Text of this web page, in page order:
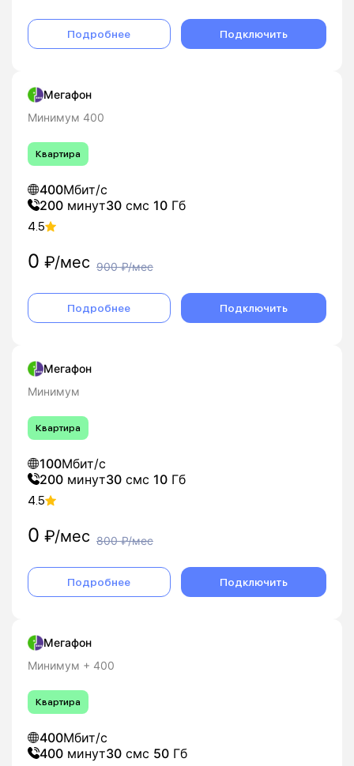
Подробнее Подключить
Мегафон
Минимум 400
Квартира
400Мбит/с
200 минут30 смс 10 Гб
4.5
0 ₽/мес 900₽/мес
Подробнее Подключить
Мегафон
Минимум
Квартира
100Мбит/с
200 минут30 смс 10 Гб
4.5
0 ₽/мес 800₽/мес
Подробнее Подключить
Мегафон
Минимум + 400
Квартира
400Мбит/с
400 минут30 смс 50 Гб